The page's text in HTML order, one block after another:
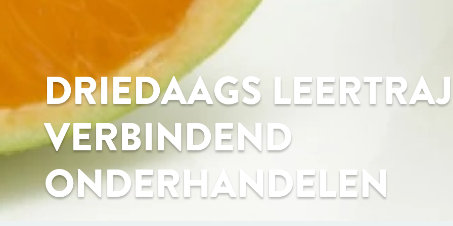
DRIEDAAGS
VERBINDEND
ONDERHANDELEN